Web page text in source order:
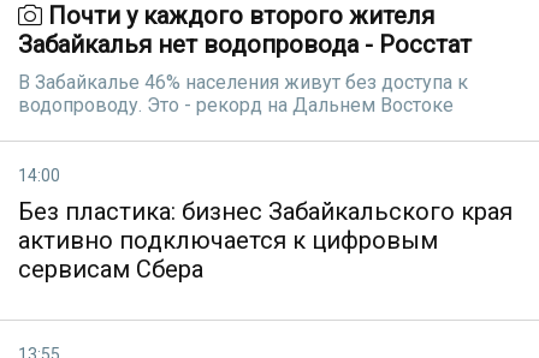
Почти у каждого второго жителя
Забайкалья нет водопровода - Росстат
В Забайкалье 46% населения живут без доступа к
водопроводу. Это - рекорд на Дальнем Востоке
14:00
Без пластика: бизнес Забайкальского края
активно подключается к цифровым
сервисам Сбера